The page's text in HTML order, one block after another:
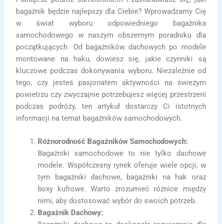
bagażnik będzie najlepszy dla Ciebie? Wprowadzamy Cię
w świat wyboru odpowiedniego bagażnika
samochodowego w naszym obszernym poradniku dla
początkujących. Od bagażników dachowych po modele
montowane na haku, dowiesz się, jakie czynniki są
kluczowe podczas dokonywania wyboru. Niezależnie od
tego, czy jesteś pasjonatem aktywności na świeżym
powietrzu czy zwyczajnie potrzebujesz więcej przestrzeni
podczas podróży, ten artykuł dostarczy Ci istotnych
informacji na temat bagażników samochodowych.
Różnorodność Bagażników Samochodowych:
Bagażniki samochodowe to nie tylko dachowe
modele. Współczesny rynek oferuje wiele opcji, w
tym bagażniki dachowe, bagażniki na hak oraz
boxy kufrowe. Warto zrozumieć różnice między
nimi, aby dostosować wybór do swoich potrzeb.
Bagażnik Dachowy: